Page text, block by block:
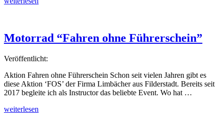
Motorrad “Fahren ohne Führerschein”
Veröffentlicht:
Aktion Fahren ohne Führerschein Schon seit vielen Jahren gibt es
diese Aktion ‘FOS’ der Firma Limbächer aus Filderstadt. Bereits seit
2017 begleite ich als Instructor das beliebte Event. Wo hat …
„Motorrad
weiterlesen